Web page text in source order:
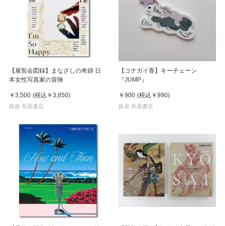
【展覧会図録】まなざしの奇跡 日
本女性写真家の冒険
￥3,500 (税込 ￥3,850)
銀座 蔦屋書店
【コナガイ香】キーチェーン
『JUMP』
￥900 (税込 ￥990)
銀座 蔦屋書店